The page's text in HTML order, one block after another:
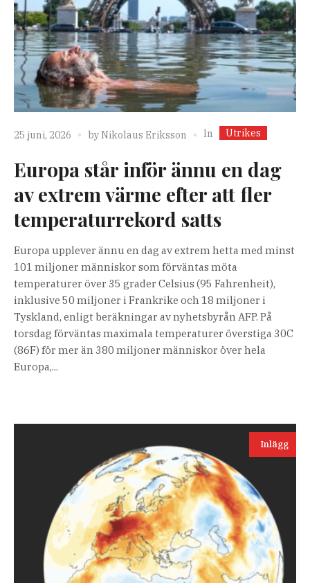
25 juni, 2026 byNikolaus Eriksson In Utrikes
Europa står inför ännu en dag
av extrem värme efter att fler
temperaturrekord satts
Europa upplever ännu en dag av extrem hetta med minst
101 miljoner människor som förväntas möta
temperaturer över 35 grader Celsius (95 Fahrenheit),
inklusive 50 miljoner i Frankrike och 18 miljoner i
Tyskland, enligt beräkningar av nyhetsbyrån AFP. På
torsdag förväntas maximala temperaturer överstiga 30C
(86F) för mer än 380 miljoner människor över hela
Europa,...
Inlägg